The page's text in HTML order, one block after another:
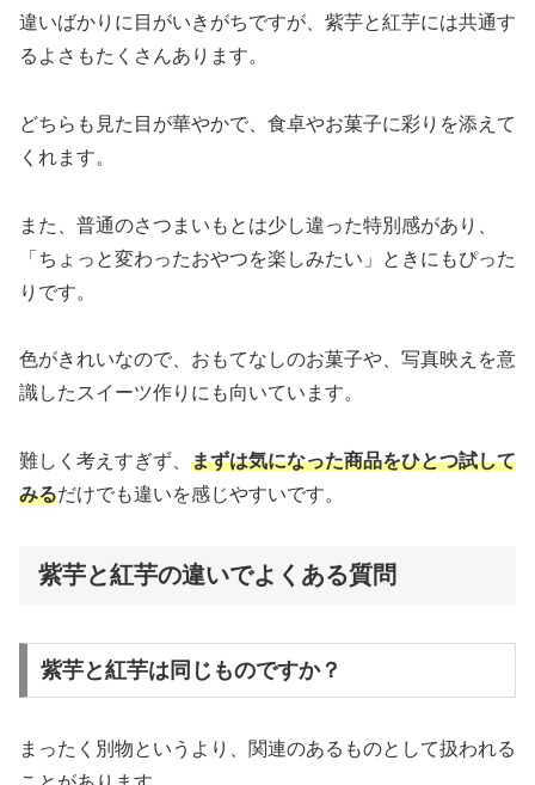
違いばかりに目がいきがちですが、紫芋と紅芋には共通す
るよさもたくさんあります。
どちらも見た目が華やかで、食卓やお菓子に彩りを添えて
くれます。
また、普通のさつまいもとは少し違った特別感があり、
「ちょっと変わったおやつを楽しみたい」ときにもぴった
りです。
色がきれいなので、おもてなしのお菓子や、写真映えを意
識したスイーツ作りにも向いています。
難しく考えすぎず、 まずは気になった商品をひとつ試して
みるだけでも違いを感じやすいです。
紫芋と紅芋の違いでよくある質問
紫芋と紅芋は同じものですか？
まったく別物というより、関連のあるものとして扱われる